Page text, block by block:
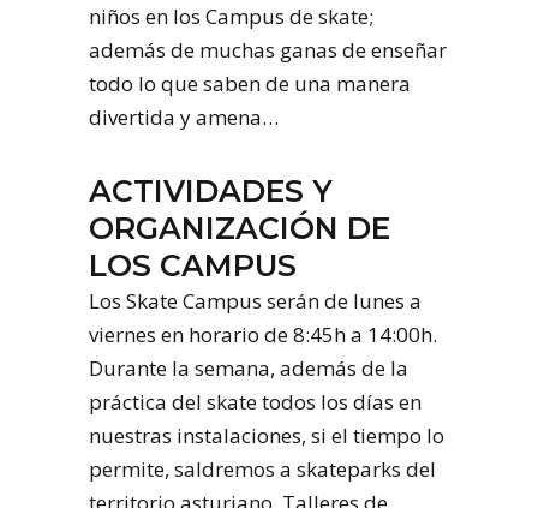
niños en los Campus de skate;
además de muchas ganas de enseñar
todo lo que saben de una manera
divertida y amena…
ACTIVIDADES Y
ORGANIZACIÓN DE
LOS CAMPUS
Los Skate Campus serán de lunes a
viernes en horario de 8:45h a 14:00h.
Durante la semana, además de la
práctica del skate todos los días en
nuestras instalaciones, si el tiempo lo
permite, saldremos a skateparks del
territorio asturiano. Talleres de